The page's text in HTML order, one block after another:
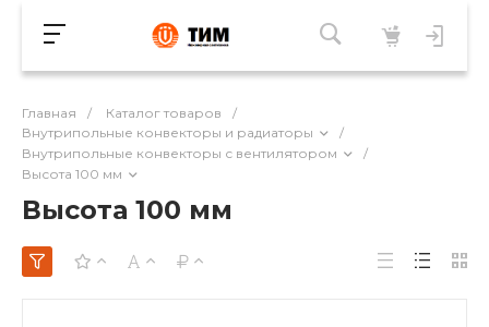
Главная / Каталог товаров
/
Внутрипольные конвекторы и радиаторы
/
Внутрипольные конвекторы с вентилятором
/
Высота 100 мм
Высота 100 мм